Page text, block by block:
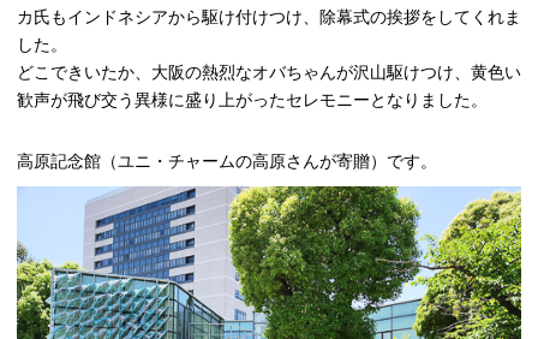
カ氏もインドネシアから駆け付けつけ、除幕式の挨拶をしてくれま
した。
どこできいたか、大阪の熱烈なオバちゃんが沢山駆けつけ、黄色い
歓声が飛び交う異様に盛り上がったセレモニーとなりました。
高原記念館（ユニ・チャームの高原さんが寄贈）です。